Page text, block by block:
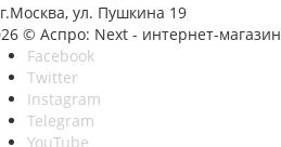
г.Москва, ул. Пушкина 19
© Аспро: Next - интернет-магазин
Facebook
Twitter
Instagram
Telegram
YouTube